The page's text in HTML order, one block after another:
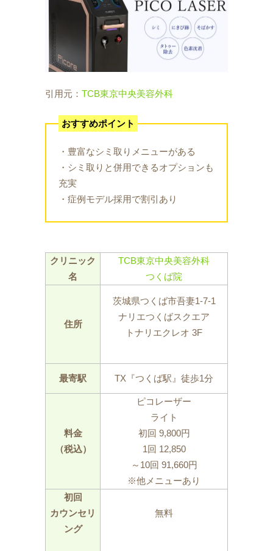
引用元： TCB東京中央美容外科
おすすめポイント
・豊富なシミ取りメニューがある
・シミ取りと併用できるオプションも
充実
・症例モデル採用で割引あり
クリニック
名
TCB東京中央美容外科
つくば院
住所
茨城県つくば市吾妻1-7-1
ナリエつくばスクエア
トナリエクレオ 3F
最寄駅 TX『つくば駅』徒歩1分
料金
（税込）
ピコレーザー
ライト
初回 9,800円
1回 12,850
～10回 91,660円
※他メニューあり
初回
カウンセリ
ング
無料